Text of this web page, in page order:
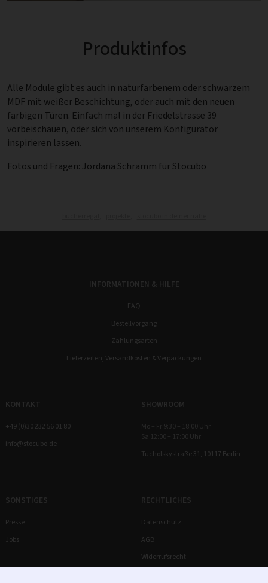
Produktinfos
Alle Module gibt es auch in naturfarbenem oder schwarzem
MDF mit weißer Beschichtung, oder auch mit den neuen
farbigen Türen. Einfach mal in der Friedelstrasse 39
vorbeischauen, oder sich von unserem Konfigurator
inspirieren lassen.
Fotos und Fragen: Jordana Schramm für Stocubo
INFORMATIONEN & HILFE
FAQ
Bestellvorgang
Zahlungsarten
Lieferzeiten, Versandkosten & Verpackungen
KONTAKT
+49 (0)30 232 56 01 80
info@stocubo.de
SHOWROOM
Mo – Fr 9:30 – 18:00 Uhr
Sa 12:00 – 17:00 Uhr
Tucholskystraße 31, 10117 Berlin
SONSTIGES
Presse
Jobs
RECHTLICHES
Datenschutz
AGB
Widerrufsrecht